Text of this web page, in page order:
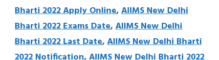
Bharti 2022 Apply Online,AIIMS New Delhi
Bharti 2022 Exams Date,AIIMS New Delhi
Bharti 2022 Last Date,AIIMS New Delhi Bharti